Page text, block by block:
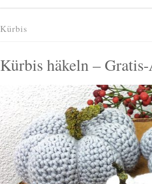
Kürbis
Kürbis häkeln –